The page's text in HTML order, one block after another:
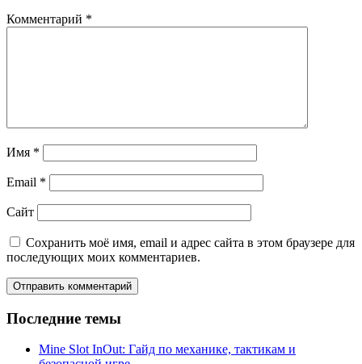
Комментарий *
Имя *
Email *
Сайт
Сохранить моё имя, email и адрес сайта в этом браузере для
последующих моих комментариев.
Последние темы
Mine Slot InOut: Гайд по механике, тактикам и